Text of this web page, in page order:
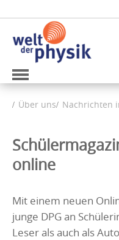
Über uns Nachrichten
online
Mit einem neuen
junge DPG an
Leser als auch als